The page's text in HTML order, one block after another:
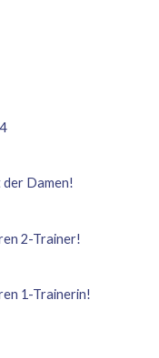
Damen!
2-Trainer!
1-Trainerin!